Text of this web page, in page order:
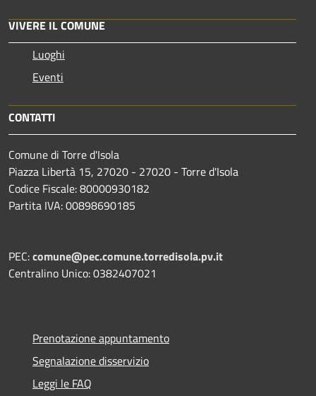
VIVERE IL COMUNE
Luoghi
Eventi
CONTATTI
Comune di Torre d'Isola
Piazza Libertà 15, 27020 - 27020 - Torre d'Isola
Codice Fiscale: 80000930182
Partita IVA: 00898690185
PEC:comune@pec.comune.torredisola.pv.it
Centralino Unico: 0382407021
Prenotazione appuntamento
Segnalazione disservizio
Leggi le FAQ